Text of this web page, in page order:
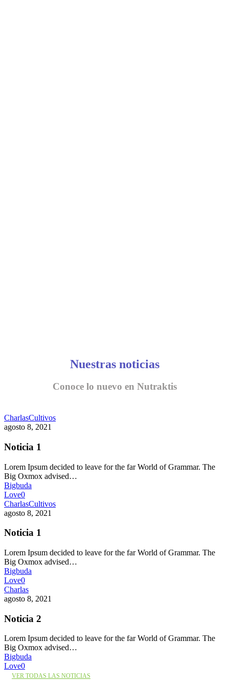
Nuestras noticias
Conoce lo nuevo en Nutraktis
CharlasCultivos
agosto 8, 2021
Noticia 1
Lorem Ipsum decided to leave for the far World of Grammar. The
Big Oxmox advised…
Bigbuda
Love0
CharlasCultivos
agosto 8, 2021
Noticia 1
Lorem Ipsum decided to leave for the far World of Grammar. The
Big Oxmox advised…
Bigbuda
Love0
Charlas
agosto 8, 2021
Noticia 2
Lorem Ipsum decided to leave for the far World of Grammar. The
Big Oxmox advised…
Bigbuda
Love0
VER TODAS LAS NOTICIAS